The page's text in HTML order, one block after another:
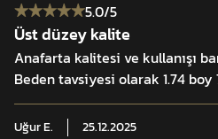
5.0/5
Üst düzey kalite
Anafarta kalitesi ve kullanışı
Beden tavsiyesi olarak 1.74
UğurE. 25.12.2025